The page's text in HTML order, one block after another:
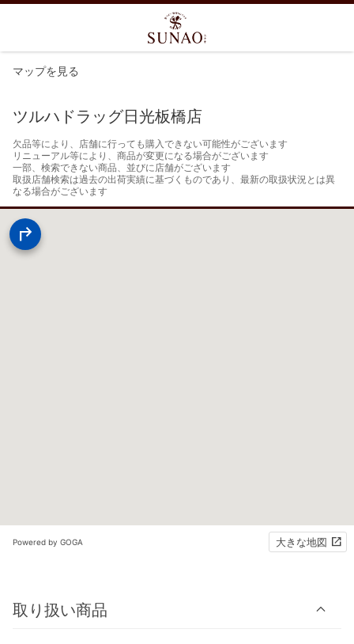
マップを見る
ツルハドラッグ日光板橋店
欠品等により、店舗に行っても購入できない可能性がございます
リニューアル等により、商品が変更になる場合がございます
一部、検索できない商品、並びに店舗がございます
取扱店舗検索は過去の出荷実績に基づくものであり、最新の取扱状況とは異
なる場合がございます
Powered by GOGA 大きな地図
取り扱い商品